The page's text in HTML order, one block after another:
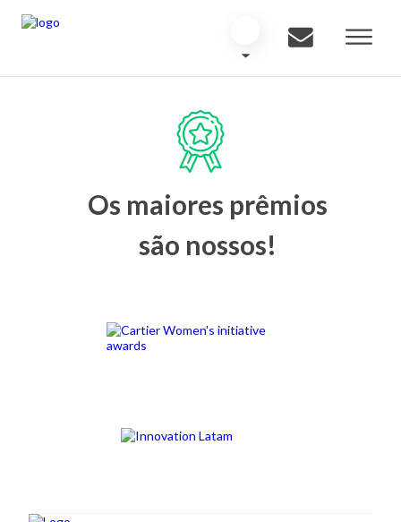
Os maiores prêmios
são nossos!